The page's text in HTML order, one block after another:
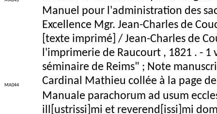
MA044
Manuel pour l'administration des
Excellence Mgr. Jean-Charles de
[texte imprimé] / Jean-Charles de
l'imprimerie de Raucourt , 1821 . -
séminaire de Reims" ; Note
Cardinal Mathieu collée à la page
Manuale parachorum ad usum
ill[ustrissi]mi et reverend[issi]mi